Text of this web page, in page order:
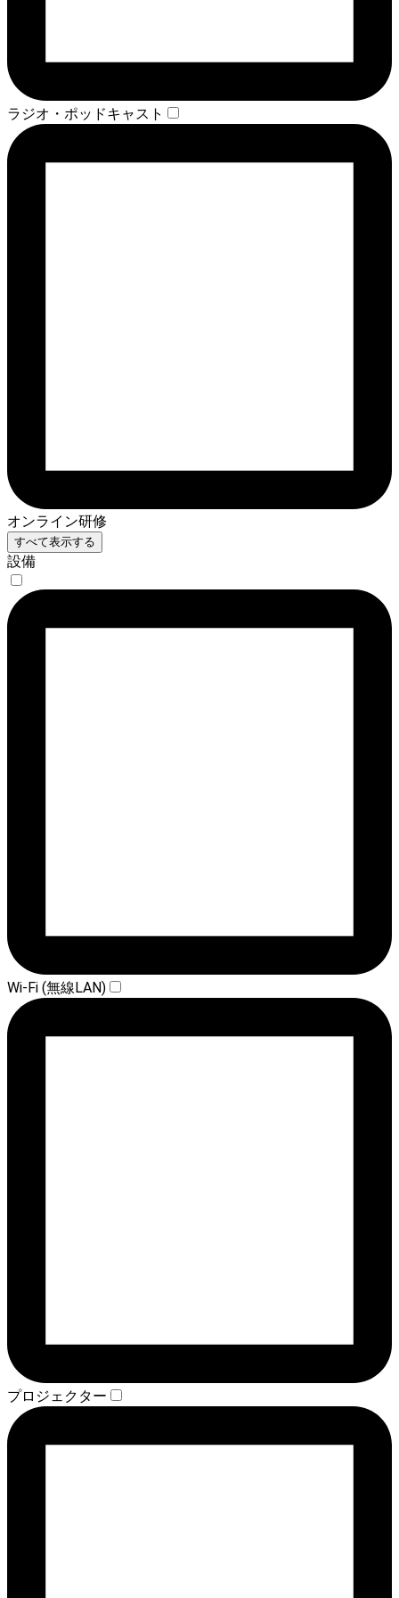
ラジオ・ポッドキャスト
オンライン研修
すべて表示する
設備
Wi-Fi (無線LAN)
プロジェクター